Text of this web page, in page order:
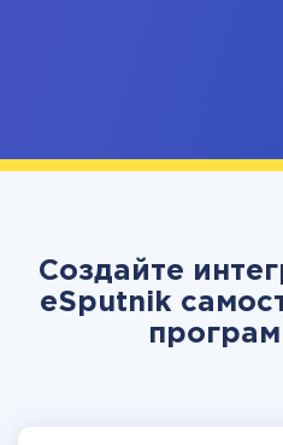
Создайте
eSputnik